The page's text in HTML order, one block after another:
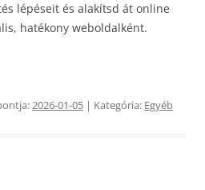
lépéseit és alakítsd át online
hatékony weboldalként.
2026-01-05 | Kategória: Egyéb